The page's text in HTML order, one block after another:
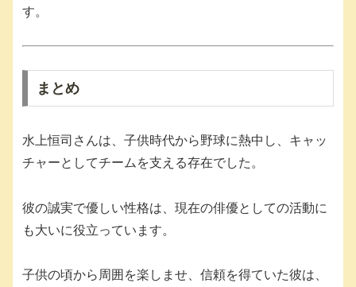
す。
まとめ
水上恒司さんは、子供時代から野球に熱中し、キャッ
チャーとしてチームを支える存在でした。
彼の誠実で優しい性格は、現在の俳優としての活動に
も大いに役立っています。
子供の頃から周囲を楽しませ、信頼を得ていた彼は、